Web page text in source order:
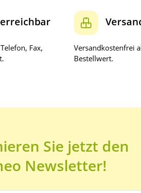
Fax,
Versandkostenfrei
Bestellwert.
Sie jetzt den
Newsletter!